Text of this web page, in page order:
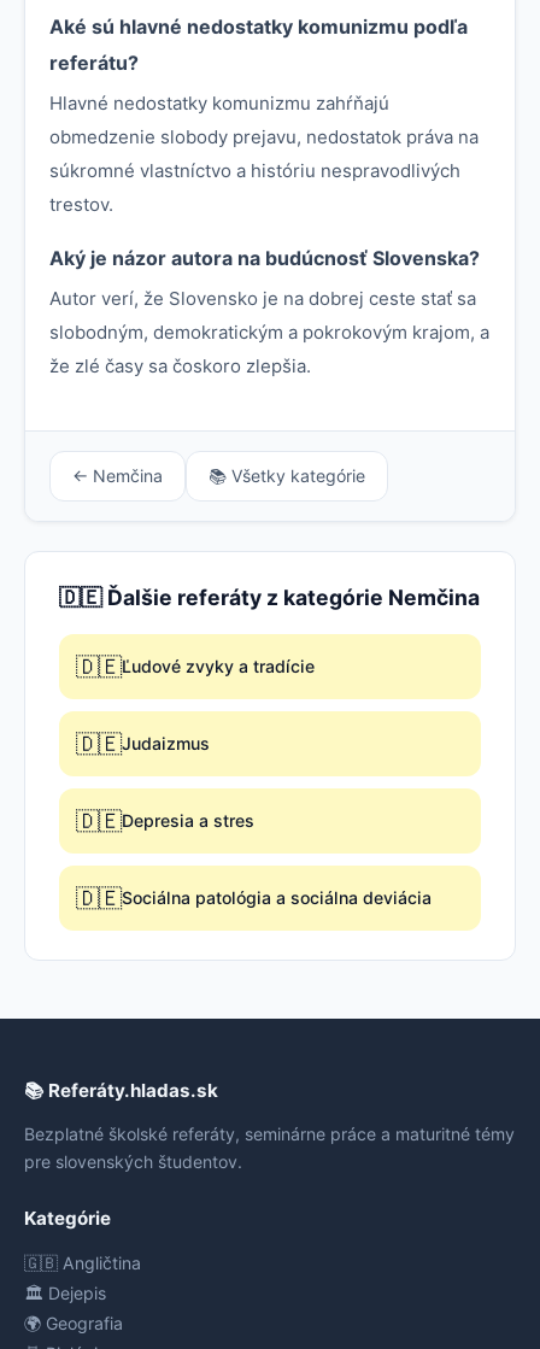
Aké sú hlavné nedostatky komunizmu podľa
referátu?
Hlavné nedostatky komunizmu zahŕňajú
obmedzenie slobody prejavu, nedostatok práva na
súkromné vlastníctvo a históriu nespravodlivých
trestov.
Aký je názor autora na budúcnosť Slovenska?
Autor verí, že Slovensko je na dobrej ceste stať sa
slobodným, demokratickým a pokrokovým krajom, a
že zlé časy sa čoskoro zlepšia.
← Nemčina 📚 Všetky kategórie
🇩🇪 Ďalšie referáty z kategórie Nemčina
🇩🇪Ľudové zvyky a tradície
🇩🇪Judaizmus
🇩🇪Depresia a stres
🇩🇪Sociálna patológia a sociálna deviácia
📚 Referáty.hladas.sk
Bezplatné školské referáty, seminárne práce a maturitné témy
pre slovenských študentov.
Kategórie
🇬🇧 Angličtina
🏛️ Dejepis
🌍 Geografia